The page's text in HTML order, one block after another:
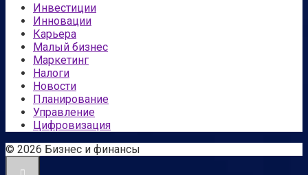
Инвестиции
Инновации
Карьера
Малый бизнес
Маркетинг
Налоги
Новости
Планирование
Управление
Цифровизация
© 2026 Бизнес и финансы